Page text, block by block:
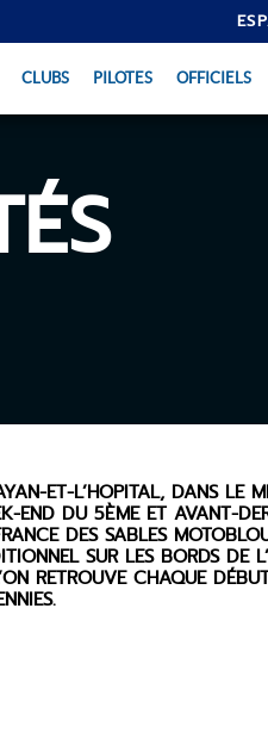
CLUBS PILOTES OFFICIELS
ET-L’HOPITAL, DANS LE
END DU 5ÈME ET AVANT-
DES SABLES
SUR LES BORDS DE
RETROUVE CHAQUE